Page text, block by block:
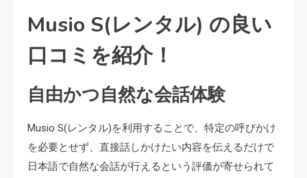
Musio S(レンタル) の良い
口コミを紹介！
自由かつ自然な会話体験
Musio S(レンタル)を利用することで、特定の呼びかけ
を必要とせず、直接話しかけたい内容を伝えるだけで
日本語で自然な会話が行えるという評価が寄せられて